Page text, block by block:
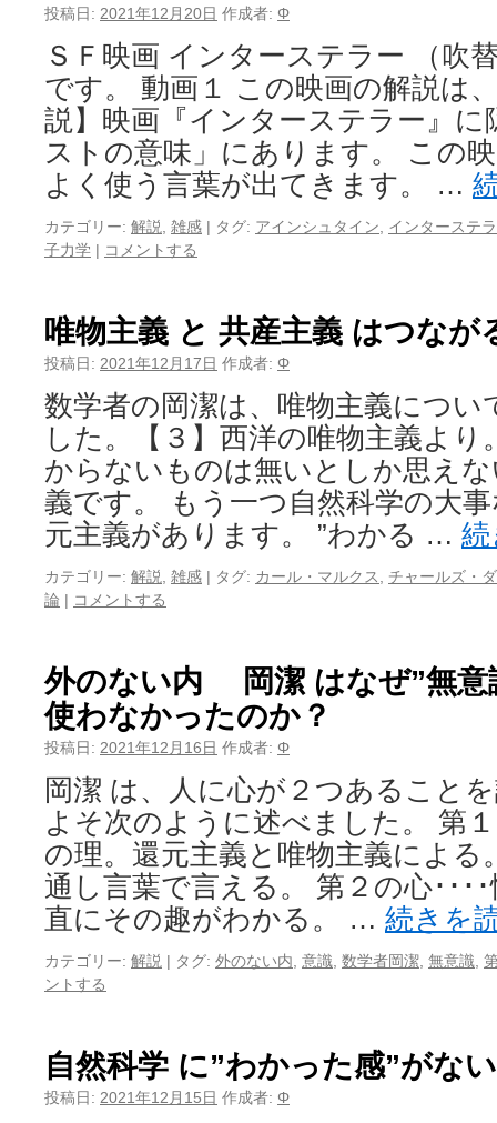
投稿日: 2021年12月20日 作成者: Φ
ＳＦ映画 インターステラー （吹
です。 動画１ この映画の解説は
説】映画『インターステラー』
ストの意味」にあります。 この
よく使う言葉が出てきます。 …
カテゴリー: 解説 雑感 | タグ: アインシュタイン
インターステ
子力学 | コメントする
唯物主義 と 共産主義 はつなが
投稿日: 2021年12月17日 作成者: Φ
数学者の岡潔は、唯物主義につ
した。【３】西洋の唯物主義より
からないものは無いとしか思え
義です。 もう一つ自然科学の大
元主義があります。 ”わかる …
カテゴリー: 解説 雑感 | タグ: カール・マルクス
チャールズ・
論 | コメントする
外のない内 岡潔 はなぜ”無意
使わなかったのか？
投稿日: 2021年12月16日 作成者: Φ
岡潔 は、人に心が２つあること
よそ次のように述べました。 第
の理。還元主義と唯物主義による
通し言葉で言える。 第２の心･･･
直にその趣がわかる。 … 続きを
カテゴリー: 解説 | タグ: 外のない内 意識 数学者岡潔 無意識
ントする
自然科学 に”わかった感”がな
投稿日: 2021年12月15日 作成者: Φ